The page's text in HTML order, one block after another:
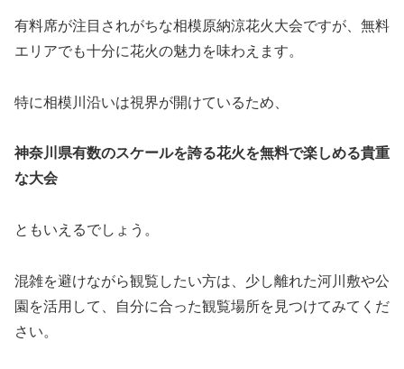
有料席が注目されがちな相模原納涼花火大会ですが、無料
エリアでも十分に花火の魅力を味わえます。
特に相模川沿いは視界が開けているため、
神奈川県有数のスケールを誇る花火を無料で楽しめる貴重
な大会
ともいえるでしょう。
混雑を避けながら観覧したい方は、少し離れた河川敷や公
園を活用して、自分に合った観覧場所を見つけてみてくだ
さい。